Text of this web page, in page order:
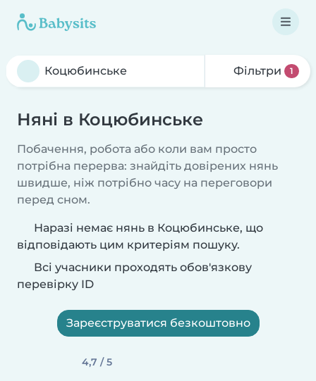
Фільтри 1
Няні в Коцюбинське
Побачення, робота або коли вам просто
потрібна перерва: знайдіть довірених нянь
швидше, ніж потрібно часу на переговори
перед сном.
Наразі немає нянь в Коцюбинське, що
відповідають цим критеріям пошуку.
Всі учасники проходять обов'язкову
перевірку ID
Зареєструватися безкоштовно
4,7 / 5